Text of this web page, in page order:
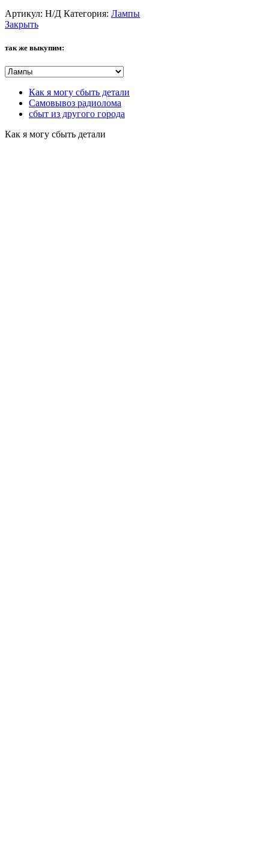
Артикул: Н/Д Категория: Лампы
Закрыть
так же выкупим:
Как я могу сбыть детали
Самовывоз радиолома
сбыт из другого города
Как я могу сбыть детали